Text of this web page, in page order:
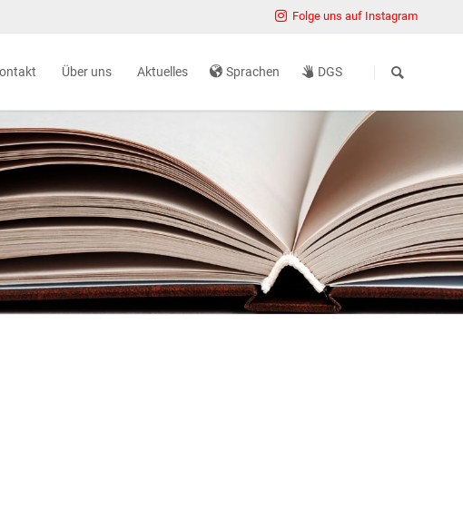
Folge uns auf Instagram
überspringen
Service-Center
Online-Termine
einreichen
Rehabilitation
Über uns
Organisation
Zahlen und Fakten
Presse
Karriere
Standorte
Hausordnung
Aktuelles Sprachen DGS